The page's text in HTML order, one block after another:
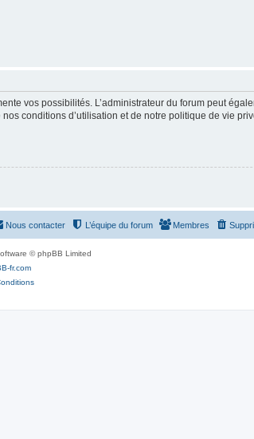
vos possibilités. L’administrateur du forum peut
conditions d’utilisation et de notre politique de vie
Membres
L’équipe du forum
Nous contacter
© phpBB Limited
fr.com